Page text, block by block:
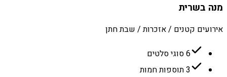
מנה בשרית
אירועים קטנים / אזכרות / שבת חתן
6 סוגי סלטים
3 תוספות חמות